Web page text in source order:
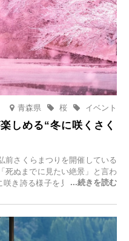
青森県 イベント
桜
しめる“冬に咲くさく
前さくらまつりを開催している
死ぬまでに見たい絶景」と言わ
き誇る様子を見に、世界中か
冬に咲くさくらライトアップ」